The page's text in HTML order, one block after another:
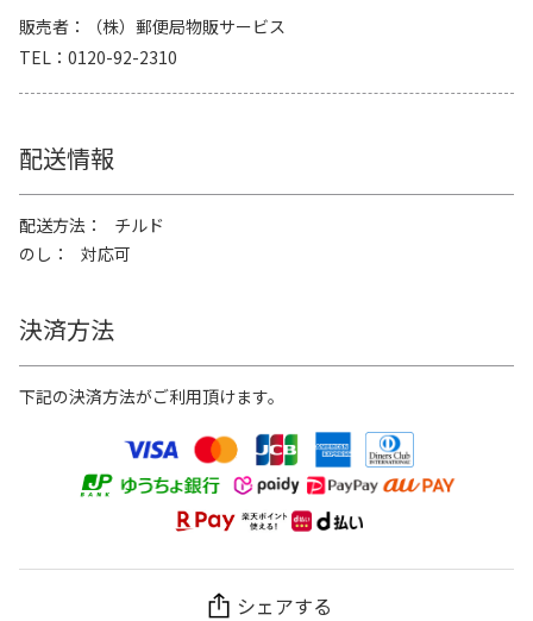
販売者
（株）郵便局物販サービス
TEL
0120-92-2310
配送情報
配送方法
チルド
のし
対応可
決済方法
下記の決済方法がご利用頂けます。
シェアする